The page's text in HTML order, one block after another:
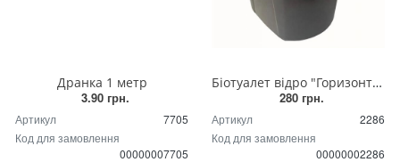
Дранка 1 метр
3.90 грн.
Артикул
7705
Код для замовлення
00000007705
Біотуалет відро "Горизонт" 16л
280 грн.
Артикул
2286
Код для замовлення
00000002286